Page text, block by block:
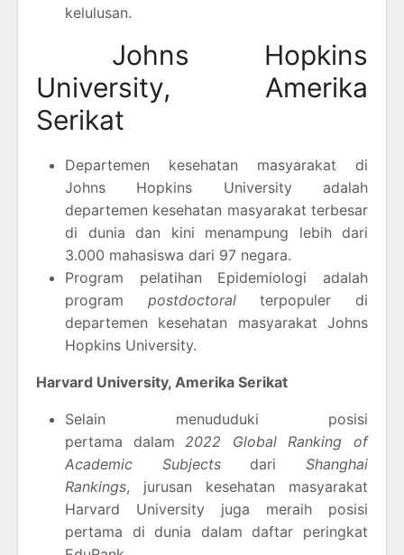
kelulusan.
Johns Hopkins
University, Amerika
Serikat
Departemen kesehatan masyarakat di
Johns Hopkins University adalah
departemen kesehatan masyarakat terbesar
di dunia dan kini menampung lebih dari
3.000 mahasiswa dari 97 negara.
Program pelatihan Epidemiologi adalah
program postdoctoralterpopuler di
departemen kesehatan masyarakat Johns
Hopkins University.
Harvard University, Amerika Serikat
Selain menududuki posisi
pertama
dalam
2022 Global Ranking of
Academic SubjectsdariShanghai
Rankings, jurusan kesehatan masyarakat
Harvard University juga meraih posisi
pertama di dunia dalam daftar peringkat